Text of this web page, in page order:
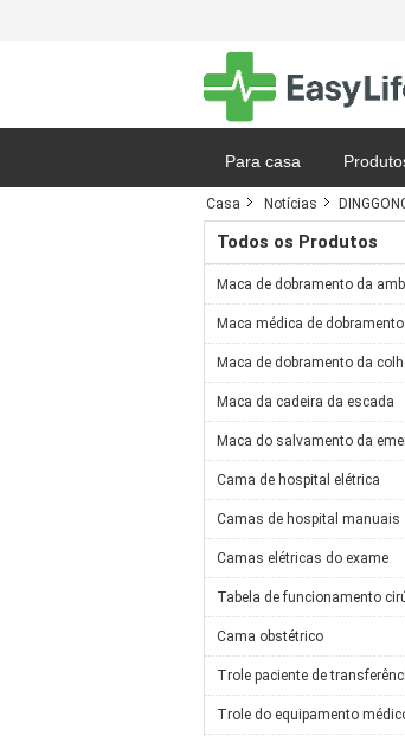
Para casa
Casa Notícias
Todos os Produtos
Maca de dobramento da
Maca médica de dobramento
Maca de dobramento da
Maca da cadeira da escada
Maca do salvamento da
Cama de hospital elétrica
Camas de hospital manuais
Camas elétricas do exame
Tabela de funcionamento
Cama obstétrico
Trole paciente de
Trole do equipamento